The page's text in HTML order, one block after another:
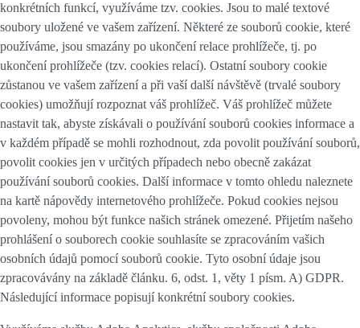
konkrétních funkcí, využíváme tzv. cookies. Jsou to malé textové
soubory uložené ve vašem zařízení. Některé ze souborů cookie, které
používáme, jsou smazány po ukončení relace prohlížeče, tj. po
ukončení prohlížeče (tzv. cookies relací). Ostatní soubory cookie
zůstanou ve vašem zařízení a při vaší další návštěvě (trvalé soubory
cookies) umožňují rozpoznat váš prohlížeč. Váš prohlížeč můžete
nastavit tak, abyste získávali o používání souborů cookies informace a
v každém případě se mohli rozhodnout, zda povolit používání souborů,
povolit cookies jen v určitých případech nebo obecně zakázat
používání souborů cookies. Další informace v tomto ohledu naleznete
na kartě nápovědy internetového prohlížeče. Pokud cookies nejsou
povoleny, mohou být funkce našich stránek omezené. Přijetím našeho
prohlášení o souborech cookie souhlasíte se zpracováním vašich
osobních údajů pomocí souborů cookie. Tyto osobní údaje jsou
zpracovávány na základě článku. 6, odst. 1, věty 1 písm. A) GDPR.
Následující informace popisují konkrétní soubory cookies.